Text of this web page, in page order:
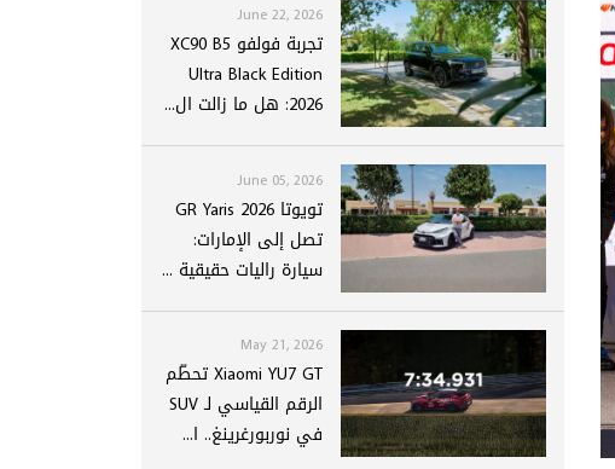
June 22, 2026
تجربة فولفو XC90 B5
Ultra Black Edition
2026: هل ما زالت ال...
June 05, 2026
تويوتا GR Yaris 2026
تصل إلى الإمارات:
سيارة راليات حقيقية ...
May 21, 2026
Xiaomi YU7 GT تحطّم
الرقم القياسي لـ SUV
في نوربورغرينغ.. ا...